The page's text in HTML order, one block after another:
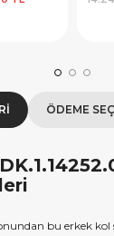
ÖDEME
bu erkek kol